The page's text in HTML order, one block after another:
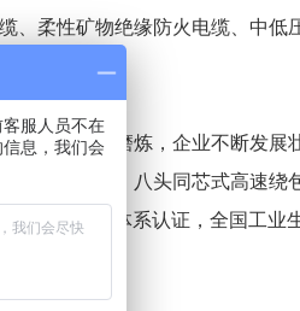
、柔性矿物绝缘防火电缆、中低
经过多年的磨炼，企业不断发展
双螺杆灌浆机，八头同芯式高速
国际质量体系认证，全国工业
服人员不在
息，我们会